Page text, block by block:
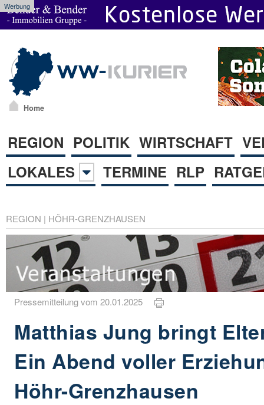
Werbung
Home
REGION POLITIK WIRTSCHAFT
LOKALES
TERMINE RLP
REGION | HÖHR-GRENZHAUSEN
Pressemitteilung vom 20.01.2025
Matthias Jung bringt
Ein Abend voller
Höhr-Grenzhausen